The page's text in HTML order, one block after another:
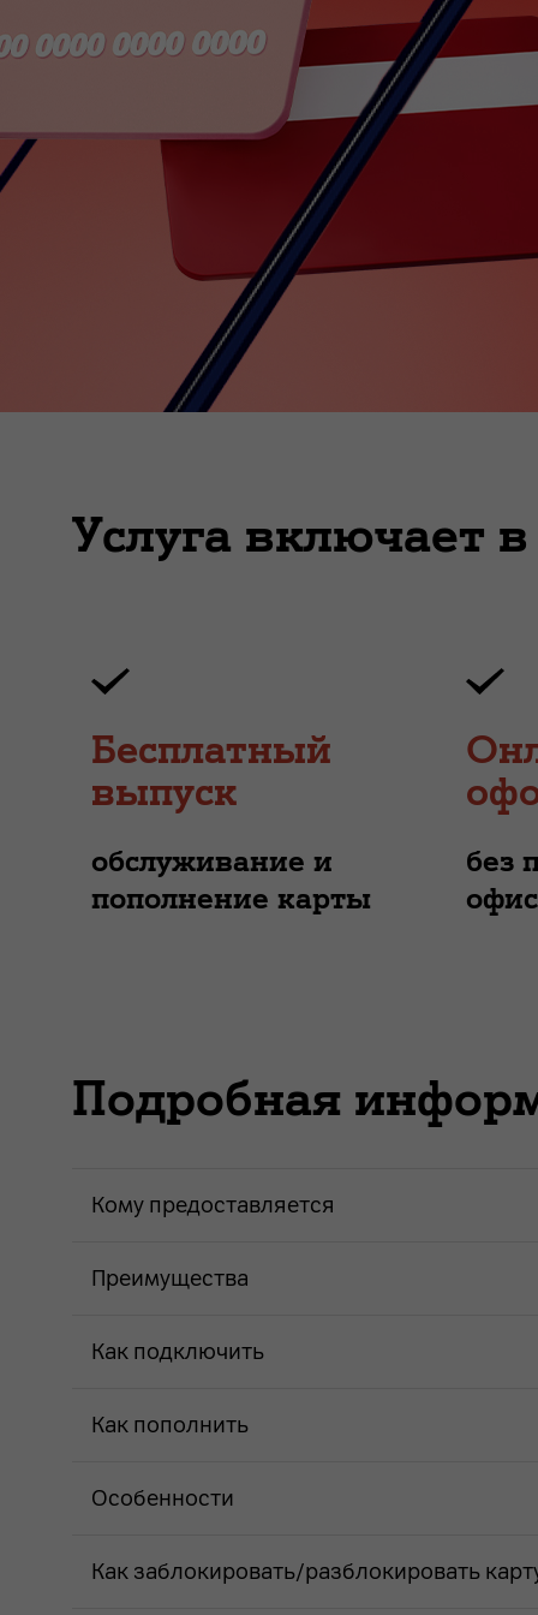
Услуга включает в
Бесплатный
выпуск
обслуживание и
пополнение карты
без
Подробная
Кому предоставляется
Преимущества
Как подключить
Как пополнить
Особенности
Как заблокировать/разблокировать